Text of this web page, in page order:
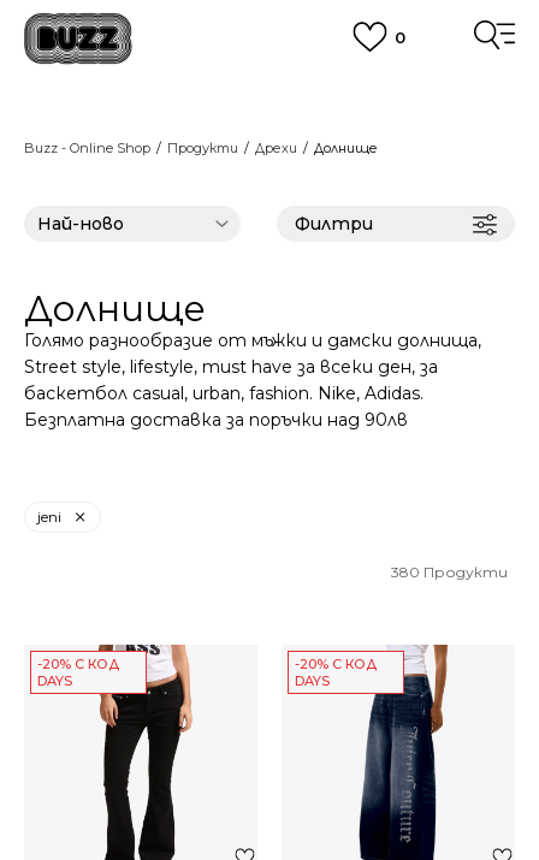
0
Вземи поръчката си от наш магазин
Buzz - Online Shop Продукти Дрехи Долнищe
Филтри
Долнищe
Голямо разнообразие от мъжки и дамски долнища,
Street style, lifestyle, must have за всеки ден, за
баскетбол casual, urban, fashion. Nike, Adidas.
Безплатна доставка за поръчки над 90лв
jeni
380 Продукти
-20% С КОД
DAYS
-20% С КОД
DAYS